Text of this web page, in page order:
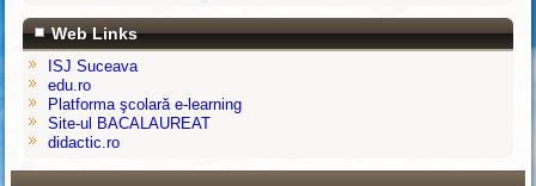
Web Links
ISJ Suceava
edu.ro
Platforma şcolară e-learning
Site-ul BACALAUREAT
didactic.ro